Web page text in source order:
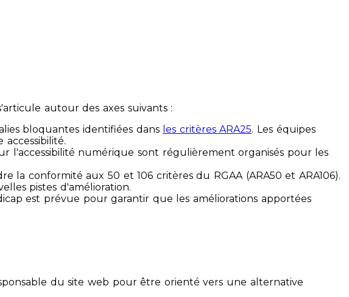
autour des axes suivants :
bloquantes identifiées dans les critères ARA25. Les équipes
l'accessibilité numérique sont régulièrement organisés pour les
conformité aux 50 et 106 critères du RGAA (ARA50 et ARA106).
pistes d'amélioration.
est prévue pour garantir que les améliorations apportées
du site web pour être orienté vers une alternative